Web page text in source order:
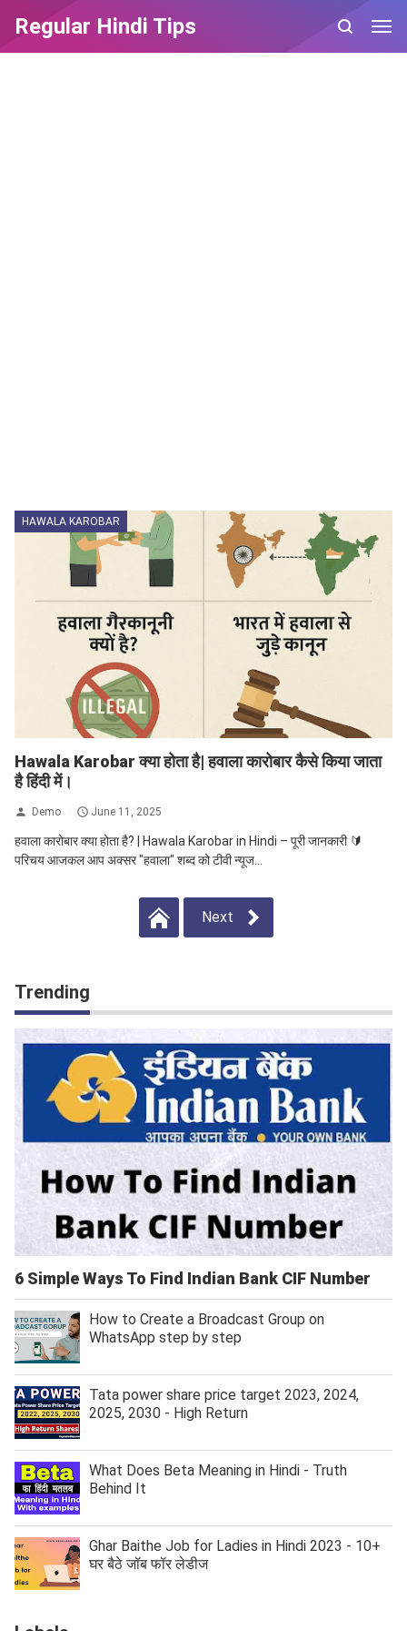
Regular Hindi Tips
HAWALA KAROBAR
Hawala Karobar क्या होता है| हवाला कारोबार कैसे किया जाता
है हिंदी में।
Demo June 11, 2025
हवाला कारोबार क्या होता है? | Hawala Karobar in Hindi – पूरी जानकारी 🔰
परिचय आजकल आप अक्सर "हवाला" शब्द को टीवी न्यूज...
Next
Trending
6 Simple Ways To Find Indian Bank CIF Number
How to Create a Broadcast Group on
WhatsApp step by step
Tata power share price target 2023, 2024,
2025, 2030 - High Return
What Does Beta Meaning in Hindi - Truth
Behind It
Ghar Baithe Job for Ladies in Hindi 2023 - 10+
घर बैठे जॉब फॉर लेडीज